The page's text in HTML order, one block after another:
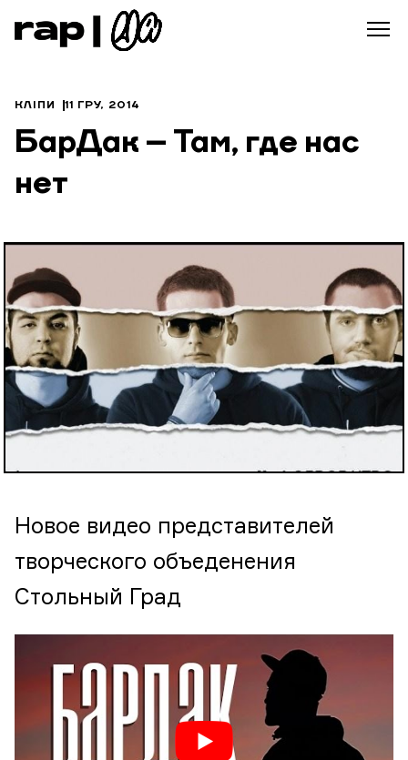
КЛІПИ 11 ГРУ, 2014
БарДак – Там, где нас
нет
Новое видео представителей
творческого объеденения
Стольный Град